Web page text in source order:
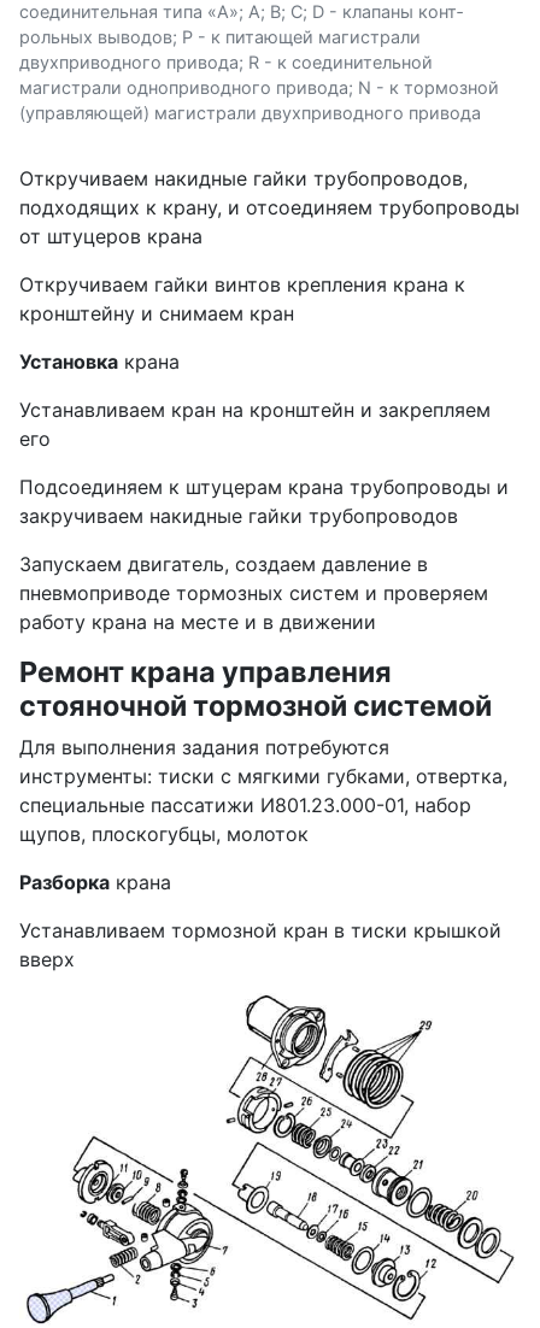
соединительная типа «А»; А; В; С; D - клапаны конт­
рольных выводов; Р - к питающей магистрали
двухприводного привода; R - к соединительной
магистрали одноприводного при­вода; N - к тормозной
(управляющей) магистрали двухприводного привода
Откручиваем накидные гайки трубопроводов,
подходящих к крану, и отсоединяем трубопроводы
от штуцеров крана
Откручиваем гайки винтов крепления крана к
кронштейну и снимаем кран
Установка крана
Устанавливаем кран на кронштейн и закрепляем
его
Подсоединяем к штуцерам крана трубопроводы и
закручиваем накидные гайки трубопроводов
Запускаем двигатель, создаем давление в
пневмоприводе тормозных систем и проверяем
работу крана на месте и в движении
Ремонт крана управления
стояночной тормозной системой
Для выполнения задания потребуются
инструменты: тиски с мягкими губками, отвертка,
специальные пассатижи И801.23.000-01, набор
щупов, плоскогубцы, молоток
Разборка крана
Устанавливаем тормозной кран в тиски крышкой
вверх